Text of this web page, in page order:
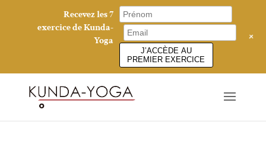
Recevez les 7
exercice de Kunda-
Yoga
J’ACCÈDE AU
PREMIER EXERCICE
+